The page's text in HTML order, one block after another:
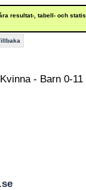
resultat-, tabell- och
- Barn 0-11